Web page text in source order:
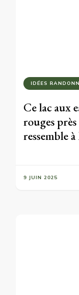
IDÉES
Ce lac aux
rouges
ressemble
9 JUIN 2025